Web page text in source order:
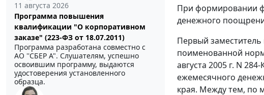
11 августа 2026
Программа повышения
квалификации "О корпоративном
заказе" (223-ФЗ от 18.07.2011)
Программа разработана совместно с
АО ''СБЕР А". Слушателям, успешно
освоившим программу, выдаются
удостоверения установленного
образца.
При формировании
денежного
Первый
поименованной
августа 2005 г. N
ежемесячного
края. Между тем, по